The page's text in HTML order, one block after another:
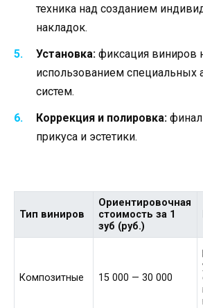
техника над созданием
накладок.
Установка: фиксация виниров
использованием специальных
систем.
Коррекция и полировка:
прикуса и эстетики.
Тип виниров
Ориентировочная
стоимость за 1
зуб (руб.)
Композитные 15 000 — 30 000